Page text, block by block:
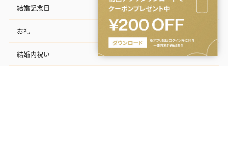
結婚記念日
お礼
結婚内祝い